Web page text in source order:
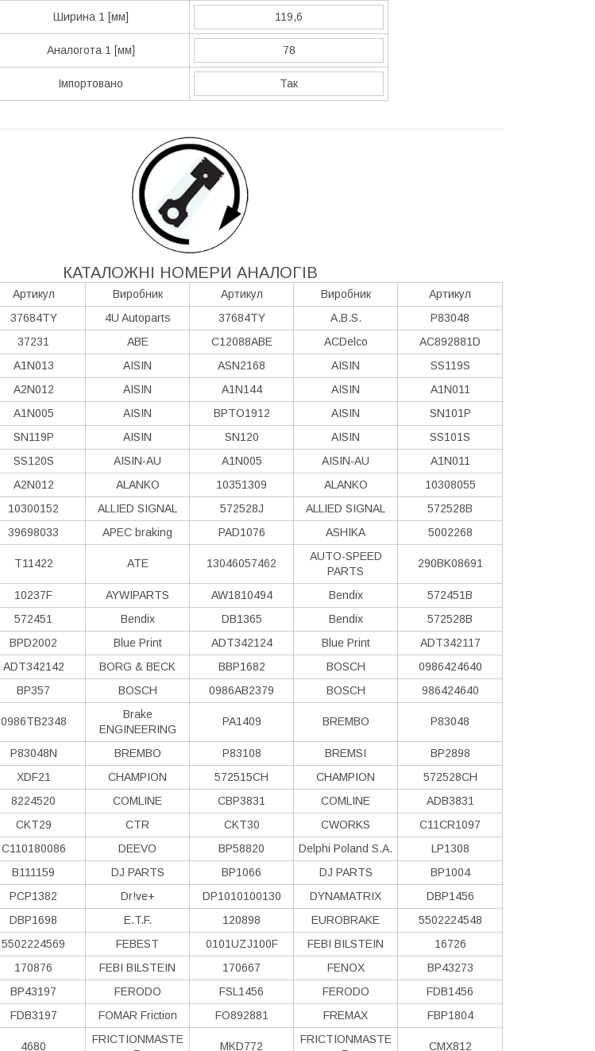
Ширина 1 [мм] 119,6
Аналогота 1 [мм] 78
Імпортовано Так
КАТАЛОЖНІ НОМЕРИ АНАЛОГІВ
Артикул Виробник Артикул Виробник
Артикул
37684TY 4U Autoparts 37684TY A.B.S.
P83048
37231 ABE C12088ABE ACDelco
AC892881D
A1N013 AISIN ASN2168 AISIN
SS119S
A2N012 AISIN A1N144 AISIN
A1N011
A1N005 AISIN BPTO1912 AISIN
SN101P
SN119P AISIN SN120 AISIN
SS101S
SS120S AISIN-AU A1N005 AISIN-AU
A1N011
A2N012 ALANKO 10351309 ALANKO
10308055
10300152 ALLIED SIGNAL 572528J ALLIED SIGNAL
572528B
39698033 APEC braking PAD1076 ASHIKA 5002268
T11422 ATE 13046057462
AUTO-SPEED
PARTS
290BK08691
10237F AYWIPARTS AW1810494 Bendix
572451B
572451 Bendix DB1365 Bendix
572528B
BPD2002 Blue Print ADT342124 Blue Print
ADT342117
ADT342142 BORG & BECK BBP1682 BOSCH
0986424640
BP357 BOSCH 0986AB2379 BOSCH 986424640
0986TB2348
Brake
ENGINEERING
PA1409 BREMBO P83048
P83048N BREMBO P83108 BREMSI
BP2898
XDF21 CHAMPION 572515CH CHAMPION
572528CH
8224520 COMLINE CBP3831 COMLINE
ADB3831
CKT29 CTR CKT30 CWORKS
C11CR1097
C110180086 DEEVO BP58820 Delphi Poland S.А.
LP1308
B111159 DJ PARTS BP1066 DJ PARTS
BP1004
PCP1382 Dr!ve+ DP1010100130 DYNAMATRIX
DBP1456
DBP1698 E.T.F. 120898 EUROBRAKE
5502224548
5502224569 FEBEST 0101UZJ100F FEBI BILSTEIN
16726
170876 FEBI BILSTEIN 170667 FENOX
BP43273
BP43197 FERODO FSL1456 FERODO
FDB1456
FDB3197 FOMAR Friction FO892881 FREMAX FBP1804
4680
FRICTIONMASTE
MKD772
FRICTIONMASTE
CMX812